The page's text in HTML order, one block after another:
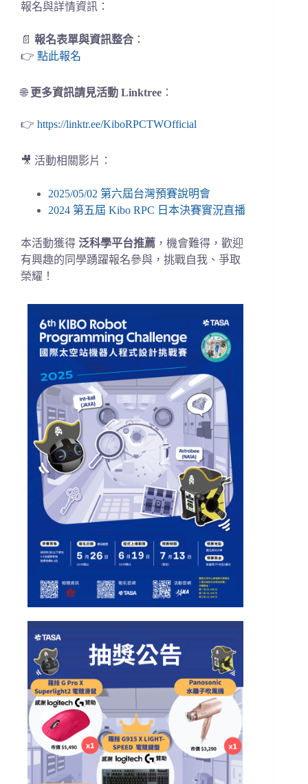
報名與詳情資訊：
📄 報名表單與資訊整合 ：
👉 點此報名
🌐 更多資訊請見活動 Linktree ：
👉 https://linktr.ee/KiboRPCTWOfficial
🎥 活動相關影片：
2025/05/02 第六屆台灣預賽說明會
2024 第五屆 Kibo RPC 日本決賽實況直播
本活動獲得 泛科學平台推薦 ，機會難得，歡迎
有興趣的同學踴躍報名參與，挑戰自我、爭取
榮耀！